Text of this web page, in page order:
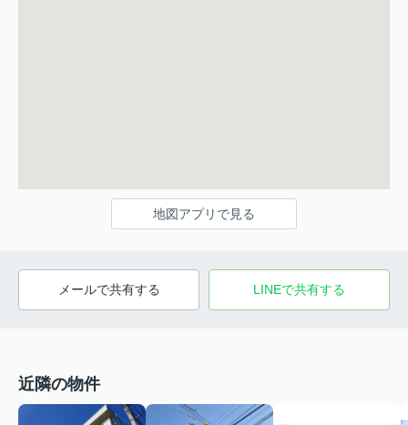
地図アプリで見る
メールで共有する LINEで共有する
近隣の物件